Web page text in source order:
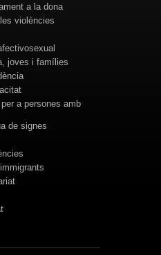
a la dona
violències
joves i famílies
a persones amb
de signes